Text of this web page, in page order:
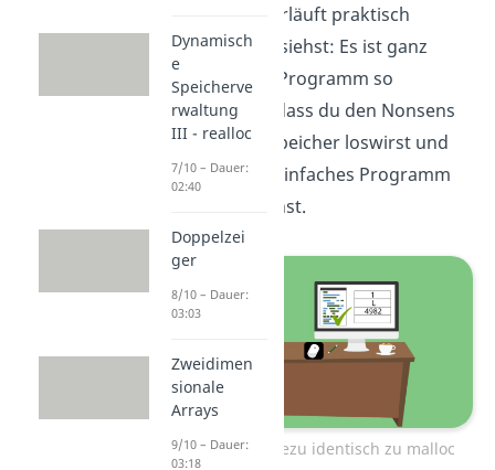
Programm verläuft praktisch
identisch. Du siehst: Es ist ganz
einfach, dein Programm so
anzupassen, dass du den Nonsens
aus deinem Speicher loswirst und
dennoch ein einfaches Programm
behalten kannst.
calloc ist nahezu identisch zu malloc
Dynamisch
e
Speicherve
rwaltung
III - realloc
7/10 – Dauer:
02:40
Doppelzei
ger
8/10 – Dauer:
03:03
Zweidimen
sionale
Arrays
9/10 – Dauer:
03:18